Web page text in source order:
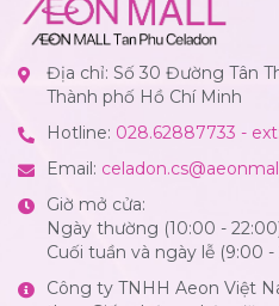
Địa chỉ: Số 30 Đường Tân
Thành phố Hồ Chí Minh
Hotline: 028.62887733 -
Email:
Giờ mở cửa:
Ngày thường (10:00 -
Cuối tuần và ngày lễ (9:00 -
Công ty TNHH Aeon Việt